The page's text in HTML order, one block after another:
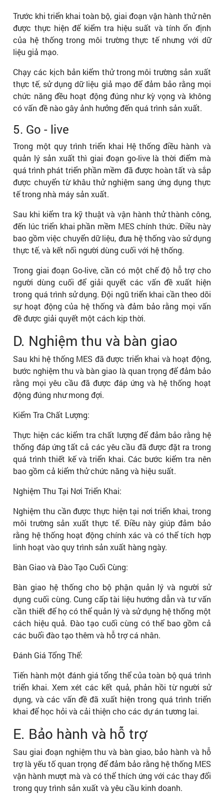
Trước khi triển khai toàn bộ, giai đoạn vận hành thử nên
được thực hiện để kiểm tra hiệu suất và tính ổn định
của hệ thống trong môi trường thực tế nhưng với dữ
liệu giả mạo.
Chạy các kịch bản kiểm thử trong môi trường sản xuất
thực tế, sử dụng dữ liệu giả mạo để đảm bảo rằng mọi
chức năng đều hoạt động đúng như kỳ vọng và không
có vấn đề nào gây ảnh hưởng đến quá trình sản xuất.
5. Go - live
Trong một quy trình triển khai Hệ thống điều hành và
quản lý sản xuất thì giai đoạn go-live là thời điểm mà
quá trình phát triển phần mềm đã được hoàn tất và sắp
được chuyển từ khâu thử nghiệm sang ứng dụng thực
tế trong nhà máy sản xuất.
Sau khi kiểm tra kỹ thuật và vận hành thử thành công,
đến lúc triển khai phần mềm MES chính thức. Điều này
bao gồm việc chuyển dữ liệu, đưa hệ thống vào sử dụng
thực tế, và kết nối người dùng cuối với hệ thống.
Trong giai đoạn Go-live, cần có một chế độ hỗ trợ cho
người dùng cuối để giải quyết các vấn đề xuất hiện
trong quá trình sử dụng. Đội ngũ triển khai cần theo dõi
sự hoạt động của hệ thống và đảm bảo rằng mọi vấn
đề được giải quyết một cách kịp thời.
D. Nghiệm thu và bàn giao
Sau khi hệ thống MES đã được triển khai và hoạt động,
bước nghiệm thu và bàn giao là quan trọng để đảm bảo
rằng mọi yêu cầu đã được đáp ứng và hệ thống hoạt
động đúng như mong đợi.
Kiểm Tra Chất Lượng:
Thực hiện các kiểm tra chất lượng để đảm bảo rằng hệ
thống đáp ứng tất cả các yêu cầu đã được đặt ra trong
quá trình thiết kế và triển khai. Các bước kiểm tra nên
bao gồm cả kiểm thử chức năng và hiệu suất.
Nghiệm Thu Tại Nơi Triển Khai:
Nghiệm thu cần được thực hiện tại nơi triển khai, trong
môi trường sản xuất thực tế. Điều này giúp đảm bảo
rằng hệ thống hoạt động chính xác và có thể tích hợp
linh hoạt vào quy trình sản xuất hàng ngày.
Bàn Giao và Đào Tạo Cuối Cùng:
Bàn giao hệ thống cho bộ phận quản lý và người sử
dụng cuối cùng. Cung cấp tài liệu hướng dẫn và tư vấn
cần thiết để họ có thể quản lý và sử dụng hệ thống một
cách hiệu quả. Đào tạo cuối cùng có thể bao gồm cả
các buổi đào tạo thêm và hỗ trợ cá nhân.
Đánh Giá Tổng Thể:
Tiến hành một đánh giá tổng thể của toàn bộ quá trình
triển khai. Xem xét các kết quả, phản hồi từ người sử
dụng, và các vấn đề đã xuất hiện trong quá trình triển
khai để học hỏi và cải thiện cho các dự án tương lai.
E. Bảo hành và hỗ trợ
Sau giai đoạn nghiệm thu và bàn giao, bảo hành và hỗ
trợ là yếu tố quan trọng để đảm bảo rằng hệ thống MES
vận hành mượt mà và có thể thích ứng với các thay đổi
trong quy trình sản xuất và yêu cầu kinh doanh.